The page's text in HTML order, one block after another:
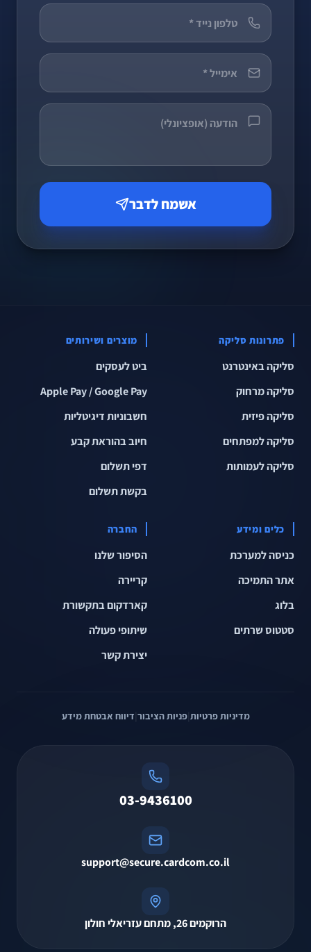
אשמח לדבר
פתרונות סליקה
סליקה באינטרנט
סליקה מרחוק
סליקה פיזית
סליקה למפתחים
סליקה לעמותות
מוצרים ושירותים
ביט לעסקים
Apple Pay / Google Pay
חשבוניות דיגיטליות
חיוב בהוראת קבע
דפי תשלום
בקשת תשלום
כלים ומידע
כניסה למערכת
אתר התמיכה
בלוג
סטטוס שרתים
החברה
הסיפור שלנו
קריירה
קארדקום בתקשורת
שיתופי פעולה
יצירת קשר
מדיניות פרטיות |פניות הציבור דיווח אבטחת מידע
03-9436100
support@secure.cardcom.co.il
הרוקמים 26, מתחם עזריאלי חולון